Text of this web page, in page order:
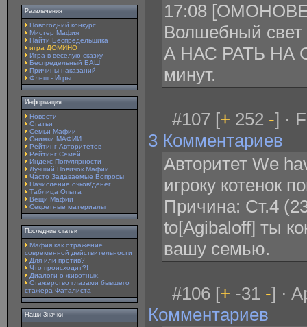
Развлечения
Новогодний конкурс
Мистер Мафия
Найти Беспредельщика
игра ДОМИНО
Игра в весёлую сказку
Беспредельный БАШ
Причины наказаний
Флеш - Игры
Информация
Новости
Статьи
Семьи Мафии
Снимки МАФИИ
Рейтинг Авторитетов
Рейтинг Семей
Индекс Популярности
Лучший Новичок Мафии
Часто Задаваемые Вопросы
Начисление очков/денег
Таблица Опыта
Вещи Мафии
Секретные материалы
Последние статьи
Мафия как отражение
современной действительности
Для или против?
Что происходит?!
Диалоги о животных.
Стажерство глазами бывшего
стажера Фаталиста
Наши Значки
17:08
Волшебный свет
А НАС РАТЬ НА
минут.
#107 [+ 252 -] ·
3 Комментариев
Авторитет We
игроку котенок
Причина: Ст.4
to[Agibaloff] ты
вашу семью.
#106 [+ -31 -] ·
Комментариев